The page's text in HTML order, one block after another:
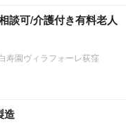
談可/介護付き有料老人
寿園ヴィラフォーレ荻窪
造